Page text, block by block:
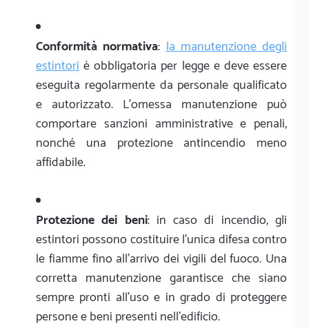
Conformità normativa:la manutenzione degli
estintori è obbligatoria per legge e deve essere
eseguita regolarmente da personale qualificato
e autorizzato. L'omessa manutenzione può
comportare sanzioni amministrative e penali,
nonché una protezione antincendio meno
affidabile.
Protezione dei beni: in caso di incendio, gli
estintori possono costituire l'unica difesa contro
le fiamme fino all'arrivo dei vigili del fuoco. Una
corretta manutenzione garantisce che siano
sempre pronti all'uso e in grado di proteggere
persone e beni presenti nell'edificio.